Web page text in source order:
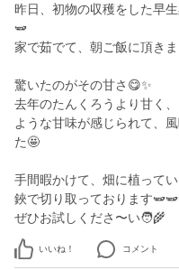
昨日、初物の収穫をした早
🫛
家で茹でて、朝ご飯に頂きま
驚いたのがその甘さ😋✨
去年のたんくろうより甘く
ような甘味が感じられて、
た🤩
手間暇かけて、畑に植って
鋏で切り取っております
ぜひお試しくださ〜い🧑‍🌾
いいね！ コメント